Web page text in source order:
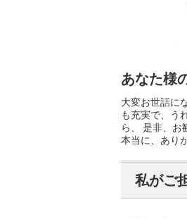
あなた様
大変お世話に
も充実で、う
ら、 是非、お
本当に、あり
私がご